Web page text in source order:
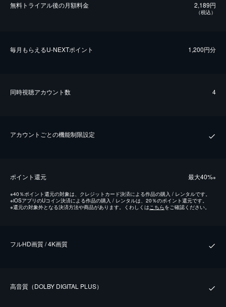
無料トライアル後の⽉額料金 2,189円
（税込）
毎⽉もらえるU-NEXTポイント 1,200円分
同時視聴アカウント数 4
アカウントごとの機能制限設定
ポイント還元 最⼤40%※
※40％ポイント還元の対象は、クレジットカード決済による作品の購入 / レンタルです。
※iOSアプリのUコイン決済による作品の購入 / レンタルは、20％のポイント還元です。
※還元の対象外となる決済方法や商品があります。くわしくはこちらをご確認ください。
フルHD画質 / 4K画質
⾼⾳質（DOLBY DIGITAL PLUS）